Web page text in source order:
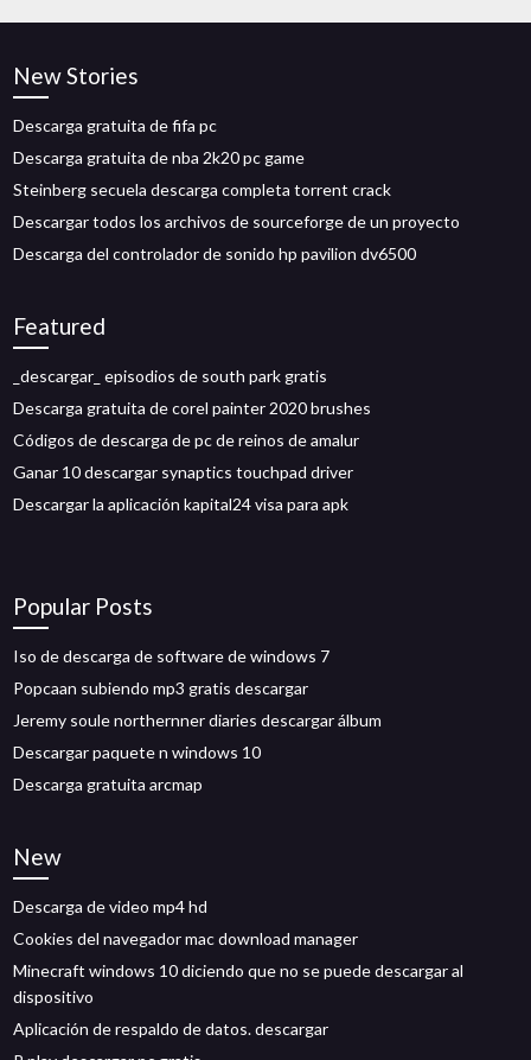
New Stories
Descarga gratuita de fifa pc
Descarga gratuita de nba 2k20 pc game
Steinberg secuela descarga completa torrent crack
Descargar todos los archivos de sourceforge de un proyecto
Descarga del controlador de sonido hp pavilion dv6500
Featured
_descargar_ episodios de south park gratis
Descarga gratuita de corel painter 2020 brushes
Códigos de descarga de pc de reinos de amalur
Ganar 10 descargar synaptics touchpad driver
Descargar la aplicación kapital24 visa para apk
Popular Posts
Iso de descarga de software de windows 7
Popcaan subiendo mp3 gratis descargar
Jeremy soule northernner diaries descargar álbum
Descargar paquete n windows 10
Descarga gratuita arcmap
New
Descarga de video mp4 hd
Cookies del navegador mac download manager
Minecraft windows 10 diciendo que no se puede descargar al
dispositivo
Aplicación de respaldo de datos. descargar